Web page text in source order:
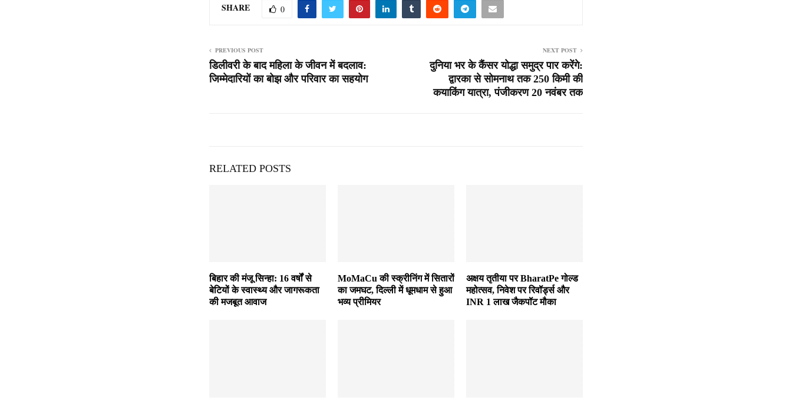
SHARE 0
PREVIOUS POST
डिलीवरी के बाद महिला के जीवन में बदलाव:
जिम्मेदारियों का बोझ और परिवार का सहयोग
NEXT POST
दुनिया भर के कैंसर योद्धा समुद्र पार करेंगे:
द्वारका से सोमनाथ तक 250 किमी की
कयाकिंग यात्रा, पंजीकरण 20 नवंबर तक
RELATED POSTS
बिहार की मंजू सिन्हा: 16 वर्षों से
बेटियों के स्वास्थ्य और जागरूकता
की मजबूत आवाज
MoMaCu की स्क्रीनिंग में सितारों
का जमघट, दिल्ली में धूमधाम से हुआ
भव्य प्रीमियर
अक्षय तृतीया पर BharatPe गोल्ड
महोत्सव, निवेश पर रिवॉर्ड्स और
INR 1 लाख जैकपॉट मौका